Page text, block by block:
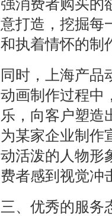
强消费者购买的
意打造，挖掘每
和执着情怀的制
同时，上海产品
动画制作过程中
乐，向客户塑造
为某家企业制作
动活泼的人物形
费者感到视觉冲
三、优秀的服务